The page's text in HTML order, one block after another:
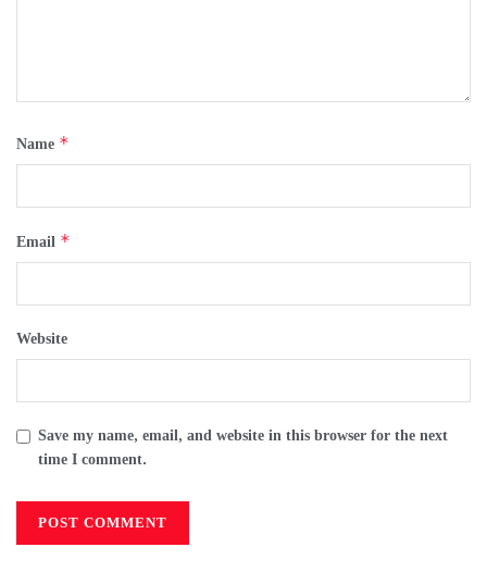
Name *
Email *
Website
Save my name, email, and website in this browser for the next
time I comment.